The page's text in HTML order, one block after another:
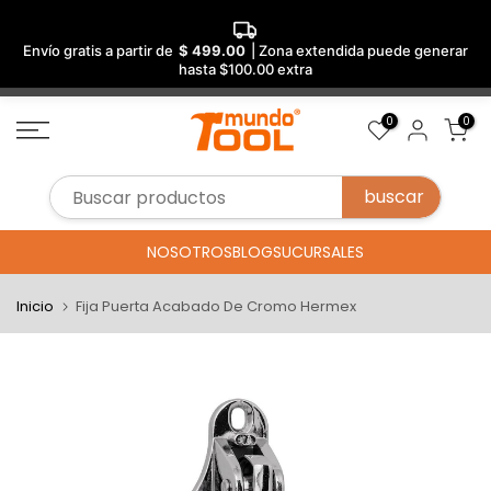
Envío gratis a partir de $ 499.00
| Zona extendida puede generar
hasta $100.00 extra
Saltar
al
0 0
NOSOTROSBLOGSUCURSALES
Inicio Fija Puerta Acabado De Cromo Hermex